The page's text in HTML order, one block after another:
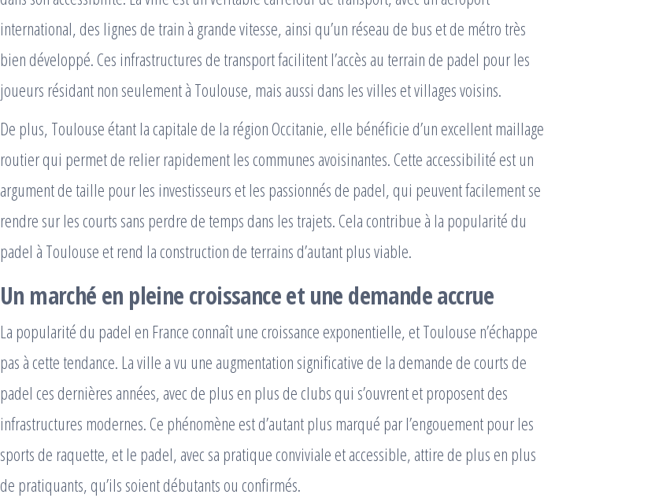
international, des lignes de train à grande vitesse, ainsi qu’un réseau de bus et de métro très
bien développé. Ces infrastructures de transport facilitent l’accès au terrain de padel pour les
joueurs résidant non seulement à Toulouse, mais aussi dans les villes et villages voisins.
De plus, Toulouse étant la capitale de la région Occitanie, elle bénéficie d’un excellent maillage
routier qui permet de relier rapidement les communes avoisinantes. Cette accessibilité est un
argument de taille pour les investisseurs et les passionnés de padel, qui peuvent facilement se
rendre sur les courts sans perdre de temps dans les trajets. Cela contribue à la popularité du
padel à Toulouse et rend la construction de terrains d’autant plus viable.
Un marché en pleine croissance et une demande accrue
La popularité du padel en France connaît une croissance exponentielle, et Toulouse n’échappe
pas à cette tendance. La ville a vu une augmentation significative de la demande de courts de
padel ces dernières années, avec de plus en plus de clubs qui s’ouvrent et proposent des
infrastructures modernes. Ce phénomène est d’autant plus marqué par l’engouement pour les
sports de raquette, et le padel, avec sa pratique conviviale et accessible, attire de plus en plus
de pratiquants, qu’ils soient débutants ou confirmés.